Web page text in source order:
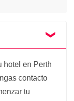
hotel en Perth
contacto
tu